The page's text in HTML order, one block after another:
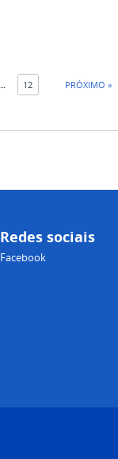
12 PRÓXIMO »
Redes sociais
Facebook